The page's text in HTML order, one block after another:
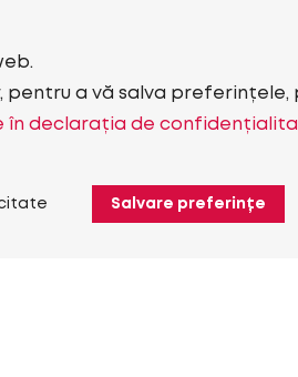
a vă salva preferințele,
în declarația de
Salvare preferințe